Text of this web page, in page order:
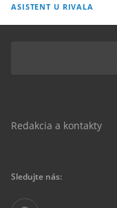
ASISTENT U RIVALA
Redakcia a kontakty
Sledujte nás: